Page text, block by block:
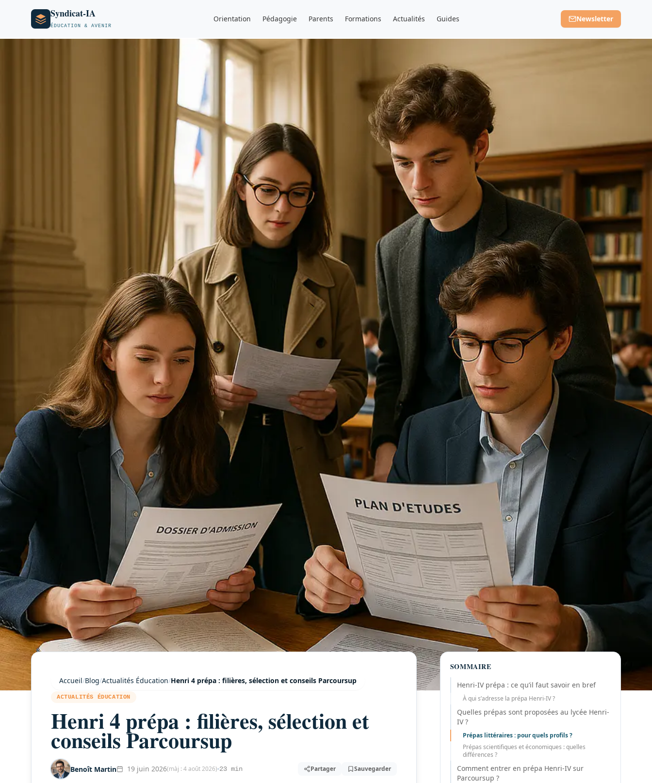
Syndicat-IA
ÉDUCATION & AVENIR
Orientation Pédagogie Parents Formations Actualités Guides Newsletter
Accueil/Blog/Actualités Éducation/Henri 4 prépa : filières, sélection et conseils Parcoursup
ACTUALITÉS ÉDUCATION
Henri 4 prépa : filières, sélection et
conseils Parcoursup
Benoît Martin 19 juin 2026(màj : 4 août 2026) 23 min Partager Sauvegarder
SOMMAIRE
Henri-IV prépa : ce qu’il faut savoir en bref
À qui s’adresse la prépa Henri-IV ?
Quelles prépas sont proposées au lycée Henri-
IV ?
Prépas littéraires : pour quels profils ?
Prépas scientifiques et économiques : quelles
différences ?
Comment entrer en prépa Henri-IV sur
Parcoursup ?